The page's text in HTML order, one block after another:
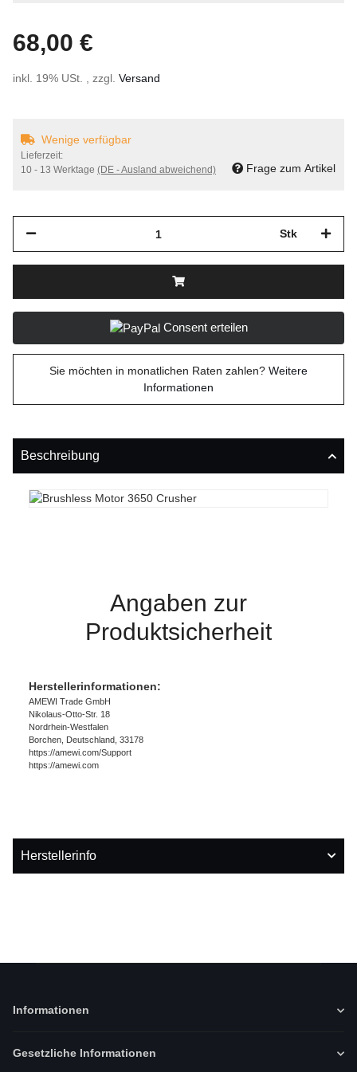
68,00 €
inkl. 19% USt. , zzgl. Versand
Wenige verfügbar
Lieferzeit:
10 - 13 Werktage (DE - Ausland abweichend) Frage zum Artikel
Stk
Consent erteilen
Sie möchten in monatlichen Raten zahlen? Weitere
Informationen
Beschreibung
Angaben zur
Produktsicherheit
Herstellerinformationen:
AMEWI Trade GmbH
Nikolaus-Otto-Str. 18
Nordrhein-Westfalen
Borchen, Deutschland, 33178
https://amewi.com/Support
https://amewi.com
Herstellerinfo
Informationen
Gesetzliche Informationen